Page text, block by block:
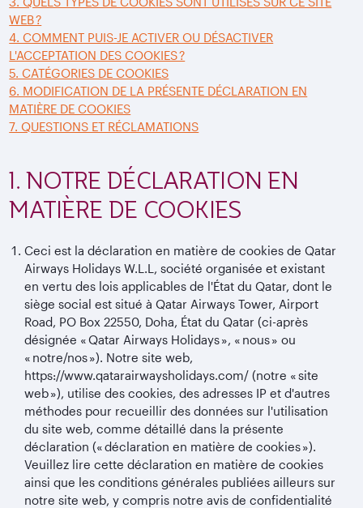
WEB ?
4. COMMENT PUIS-JE ACTIVER OU DÉSACTIVER
L'ACCEPTATION DES COOKIES ?
5. CATÉGORIES DE COOKIES
6. MODIFICATION DE LA PRÉSENTE DÉCLARATION EN
MATIÈRE DE COOKIES
7. QUESTIONS ET RÉCLAMATIONS
1. NOTRE DÉCLARATION EN
MATIÈRE DE COOKIES
Ceci est la déclaration en matière de cookies de Qatar
Airways Holidays W.L.L, société organisée et existant
en vertu des lois applicables de l'État du Qatar, dont le
siège social est situé à Qatar Airways Tower, Airport
Road, PO Box 22550, Doha, État du Qatar (ci-après
désignée « Qatar Airways Holidays », « nous » ou
« notre/nos »). Notre site web,
https://www.qatarairwaysholidays.com/ (notre « site
web »), utilise des cookies, des adresses IP et d'autres
méthodes pour recueillir des données sur l'utilisation
du site web, comme détaillé dans la présente
déclaration (« déclaration en matière de cookies »).
Veuillez lire cette déclaration en matière de cookies
ainsi que les conditions générales publiées ailleurs sur
notre site web, y compris notre avis de confidentialité